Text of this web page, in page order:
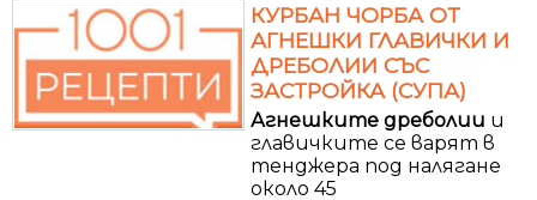
КУРБАН ЧОРБА ОТ
АГНЕШКИ ГЛАВИЧКИ И
ДРЕБОЛИИ СЪС
ЗАСТРОЙКА (СУПА)
Агнешките дреболии и
главичките се варят в
тенджера под налягане
около 45